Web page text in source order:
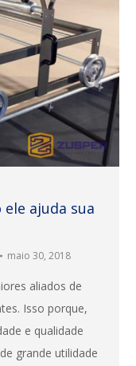
ajuda sua
maio 30, 2018
aliados de
Isso porque,
e qualidade
grande utilidade